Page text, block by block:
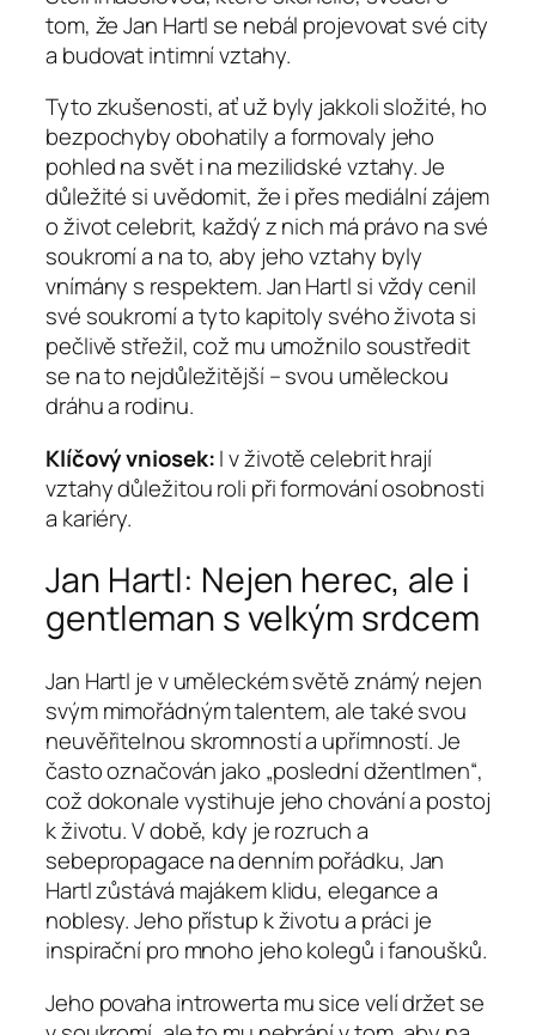
tom, že Jan Hartl se nebál projevovat své city
a budovat intimní vztahy.
Tyto zkušenosti, ať už byly jakkoli složité, ho
bezpochyby obohatily a formovaly jeho
pohled na svět i na mezilidské vztahy. Je
důležité si uvědomit, že i přes mediální zájem
o život celebrit, každý z nich má právo na své
soukromí a na to, aby jeho vztahy byly
vnímány s respektem. Jan Hartl si vždy cenil
své soukromí a tyto kapitoly svého života si
pečlivě střežil, což mu umožnilo soustředit
se na to nejdůležitější – svou uměleckou
dráhu a rodinu.
Klíčový vniosek:I v životě celebrit hrají
vztahy důležitou roli při formování osobnosti
a kariéry.
Jan Hartl: Nejen herec, ale i
gentleman s velkým srdcem
Jan Hartl je v uměleckém světě známý nejen
svým mimořádným talentem, ale také svou
neuvěřitelnou skromností a upřímností. Je
často označován jako „poslední džentlmen“,
což dokonale vystihuje jeho chování a postoj
k životu. V době, kdy je rozruch a
sebepropagace na denním pořádku, Jan
Hartl zůstává majákem klidu, elegance a
noblesy. Jeho přístup k životu a práci je
inspirační pro mnoho jeho kolegů i fanoušků.
Jeho povaha introwerta mu sice velí držet se